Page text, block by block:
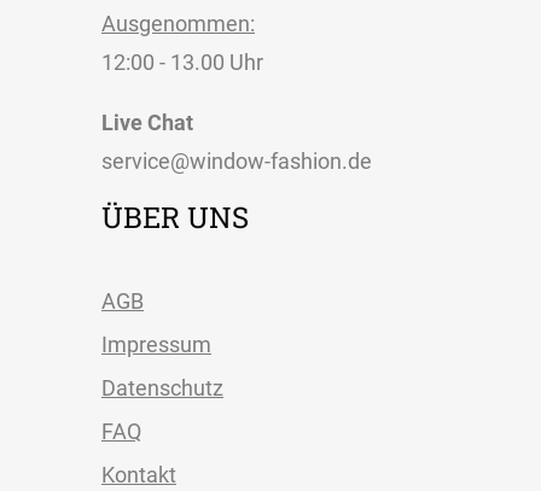
Ausgenommen:
12:00 - 13.00 Uhr
Live Chat
service@window-fashion.de
ÜBER UNS
AGB
Impressum
Datenschutz
FAQ
Kontakt